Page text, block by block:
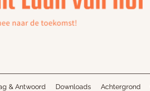
& Antwoord Downloads Achtergrond